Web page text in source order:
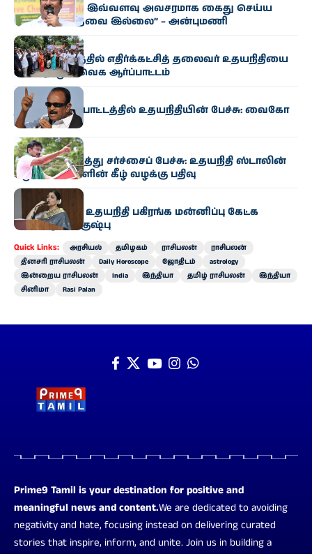
“உதயநிதியை இவ்வளவு அவசரமாக கைது செய்ய
வேண்டிய தேவை இல்லை” – அன்புமணி
அரசியல்
கும்பகோணத்தில் எதிர்க்கட்சித் தலைவர் உதயநிதியை
கண்டித்து தவெக ஆர்ப்பாட்டம்
அரசியல்
தஞ்சை ஆர்ப்பாட்டத்தில் உதயநிதியின் பேச்சு: வைகோ
கண்டனம்
அரசியல்
முதல்வர் குறித்து சர்ச்சைப் பேச்சு: உதயநிதி ஸ்டாலின்
மீது 6 பிரிவுகளின் கீழ் வழக்கு பதிவு
அரசியல்
“த்ரிஷாவிடம் உதயநிதி பகிரங்க மன்னிப்பு கேட்க
வேண்டும்” – குஷ்பு
Quick Links: அரசியல் தமிழகம் ராசிபலன்
ராசிபலன்
தினசரி ராசிபலன்
Daily Horoscope ஜோதிடம்
astrology
இன்றைய ராசிபலன்
India இந்தியா தமிழ் ராசிபலன்
இந்தியா
சினிமா
Rasi Palan
Prime9 Tamil is your destination for positive and
meaningful news and content.We are dedicated to avoiding
negativity and hate, focusing instead on delivering curated
stories that inspire, inform, and unite. Join us in building a